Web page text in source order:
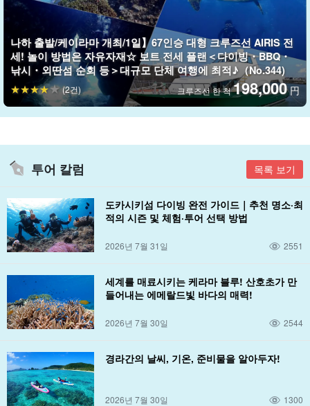
나하 출발/케이라마 개최/1일】67인승 대형 크루즈선 AIRIS 전
세! 놀이 방법은 자유자재☆ 보트 전세 플랜＜다이빙・BBQ・
낚시・외딴섬 순회 등＞대규모 단체 여행에 최적♪（No.344)
크루즈선 한 척198,000 円
(2건)
투어 칼럼 목록 보기
도카시키섬 다이빙 완전 가이드｜추천 명소·최
적의 시즌 및 체험·투어 선택 방법
2026년 7월 31일 2551
세계를 매료시키는 케라마 블루! 산호초가 만
들어내는 에메랄드빛 바다의 매력!
2026년 7월 30일 2544
경라간의 날씨, 기온, 준비물을 알아두자!
2026년 7월 30일 1300